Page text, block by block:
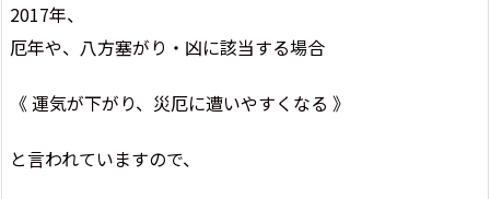
2017年、
厄年や、八方塞がり・凶に該当する場合
《 運気が下がり、災厄に遭いやすくなる 》
と言われていますので、